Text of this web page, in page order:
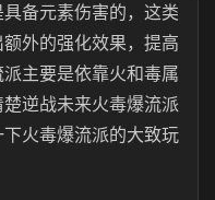
备元素伤害的，这类
外的强化效果，提高
主要是依靠火和毒属
逆战未来火毒爆流派
火毒爆流派的大致玩